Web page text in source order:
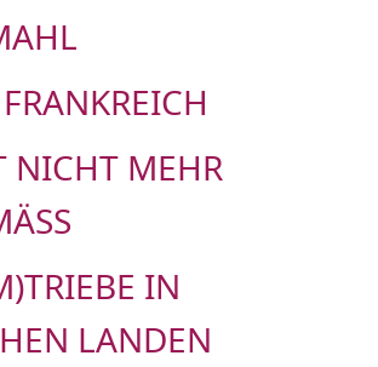
NICHT MEHR
IN
LANDEN